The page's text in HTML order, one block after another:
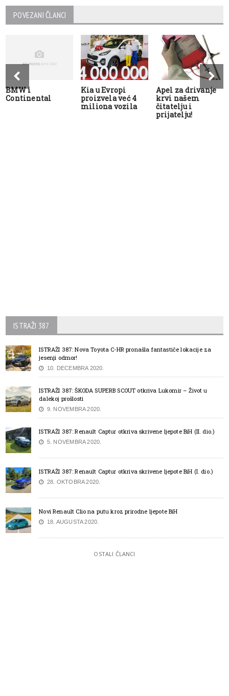
POVEZANI ČLANCI
BMW i
Continental
Kia u Evropi
proizvela već 4
miliona vozila
Apel za drivanje
krvi našem
čitatelju i
prijatelju!
ISTRAŽI 387
ISTRAŽI 387: Nova Toyota C-HR pronašla fantastiče lokacije za
jesenji odmor!
10. DECEMBRA 2020.
ISTRAŽI 387: ŠKODA SUPERB SCOUT otkriva Lukomir – Život u
dalekoj prošlosti
9. NOVEMBRA 2020.
ISTRAŽI 387: Renault Captur otkriva skrivene ljepote BiH (II. dio.)
5. NOVEMBRA 2020.
ISTRAŽI 387: Renault Captur otkriva skrivene ljepote BiH (I. dio.)
28. OKTOBRA 2020.
Novi Renault Clio na putu kroz prirodne ljepote BiH
18. AUGUSTA 2020.
OSTALI ČLANCI